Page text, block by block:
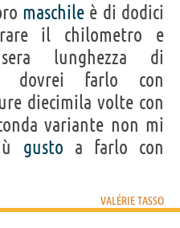
maschileè di dodici
il chilometro e
lunghezza di
dovrei farlo con
diecimila volte con
variante non mi
gusto a farlo con
VALÉRIE TASSO